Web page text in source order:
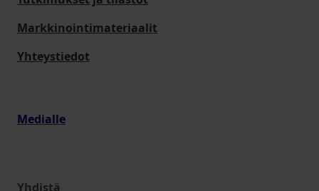
Markkinointimateriaalit
Yhteystiedot
Medialle
Yhdistä